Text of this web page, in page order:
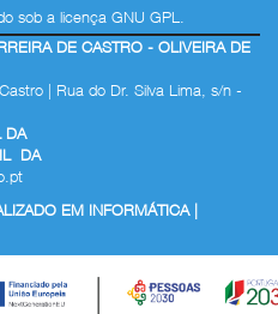
sob a licença GNU GPL.
DE CASTRO - OLIVEIRA DE
| Rua do Dr. Silva Lima, s/n -
DA
DA
EM INFORMÁTICA |